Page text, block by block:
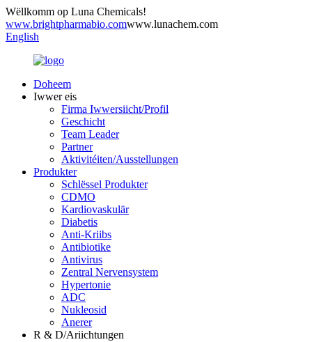
Wëllkomm op Luna Chemicals!
www.brightpharmabio.comwww.lunachem.com
English
Doheem
Iwwer eis
Firma Iwwersiicht/Profil
Geschicht
Team Leader
Partner
Aktivitéiten/Ausstellungen
Produkter
Schlëssel Produkter
CDMO
Kardiovaskulär
Diabetis
Anti-Kriibs
Antibiotike
Antivirus
Zentral Nervensystem
Hypertonie
ADC
Nukleosid
Anerer
R & D/Ariichtungen